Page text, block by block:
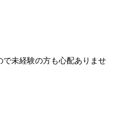
で未経験の方も心配ありませ